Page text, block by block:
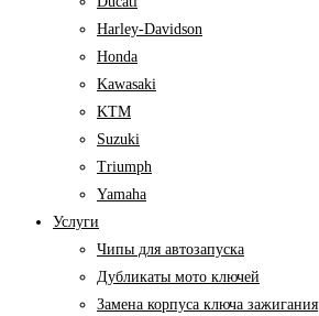
Harley-Davidson
Honda
Kawasaki
KTM
Suzuki
Triumph
Yamaha
Услуги
Чипы для автозапуска
Дубликаты мото ключей
Замена корпуса ключа зажигания